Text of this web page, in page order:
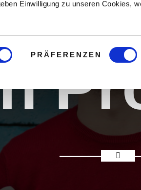
Einwilligung zu unseren Cookies,
PRÄFERENZEN